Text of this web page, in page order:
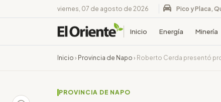
viernes, 07 de agosto de 2026 Pico y Placa,
Inicio Energía Minería
Inicio › Provincia de Napo › Roberto Cerda presentó
PROVINCIA DE NAPO